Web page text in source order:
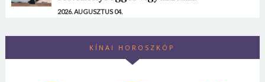
2026. AUGUSZTUS 04.
KÍNAI HOROSZKÓP